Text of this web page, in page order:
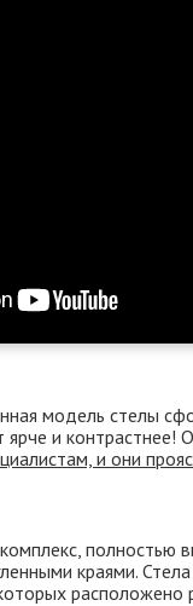
модель стелы
ярче и контрастнее!
и они
полностью
краями.
расположено